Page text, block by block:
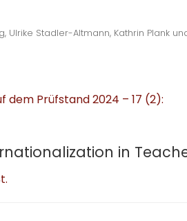
Ulrike Stadler-Altmann, Kathrin Plank
dem Prüfstand 2024 – 17 (2):
in